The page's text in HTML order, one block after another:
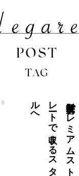
POST
TAG
0 へ